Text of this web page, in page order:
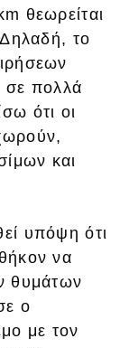
θεωρείται
το
σε πολλά
ότι οι
και
υπόψη ότι
να
θυμάτων
ο
με τον